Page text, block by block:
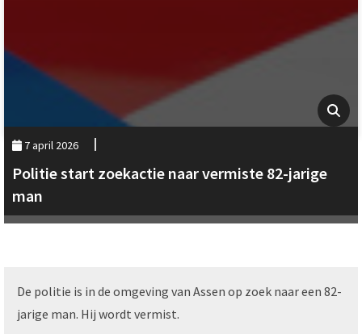
7 april 2026
Politie start zoekactie naar vermiste 82-jarige
man
De politie is in de omgeving van Assen op zoek naar een 82-
jarige man. Hij wordt vermist.